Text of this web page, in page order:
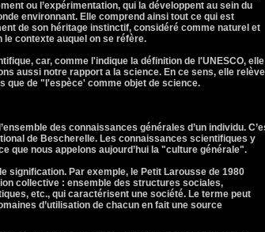
ou l’expérimentation, qui la développent au sein du
environnant. Elle comprend ainsi tout ce qui est
de son héritage instinctif, considéré comme naturel et
contexte auquel on se réfère.
car, comme l'indique la définition de l'UNESCO, elle
aussi notre rapport a la science. En ce sens, elle relève
que de "l'espèce' comme objet de science.
des connaissances générales d’un individu.
de Bescherelle. Les connaissances scientifiques y
que nous appelons aujourd’hui la "culture générale".
signification. Par exemple, le Petit Larousse de 1980
collective : ensemble des structures sociales,
etc., qui caractérisent une société. Le terme peut
d’utilisation de chacun en fait une source